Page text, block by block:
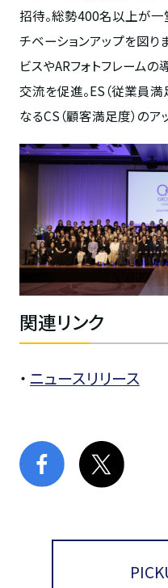
招待。総勢400名以上が一
チベーションアップを図り
ビスやARフォトフレーム
交流を促進。ES（従業員満
なるCS（顧客満足度）のア
関連リンク
・ ニュースリリース